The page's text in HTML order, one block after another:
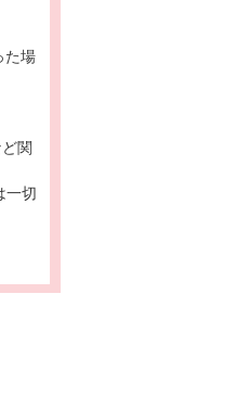
た場
関
一切